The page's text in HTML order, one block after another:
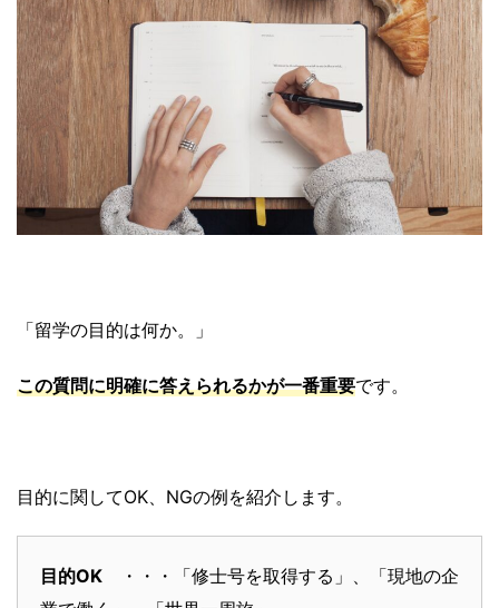
「留学の目的は何か。」
この質問に明確に答えられるかが一番重要です。
目的に関してOK、NGの例を紹介します。
目的OK ・・・「修士号を取得する」、「現地の企